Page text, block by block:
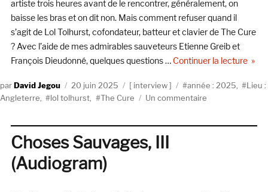
artiste trois heures avant de le rencontrer, généralement, on
baisse les bras et on dit non. Mais comment refuser quand il
s’agit de Lol Tolhurst, cofondateur, batteur et clavier de The Cure
? Avec l’aide de mes admirables sauveteurs Etienne Greib et
François Dieudonné, quelques questions … Continuer la lecturede «
AuteurDavid Jegou
Publié
le
20 juin 2025 Catégories
interview Étiquettes
année : 2025
Lieu :
Angleterre
lol tolhurst The Cure Un commentairesur
Choses Sauvages, III
(Audiogram)